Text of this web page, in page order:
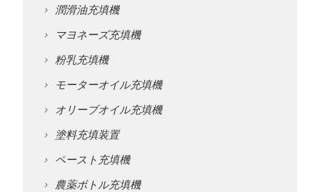
潤滑油充填機
マヨネーズ充填機
粉乳充填機
モーターオイル充填機
オリーブオイル充填機
塗料充填装置
ペースト充填機
農薬ボトル充填機